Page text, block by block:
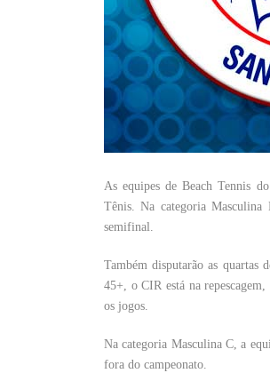
As equipes de Beach Tennis
Tênis. Na categoria
semifinal.
Também disputarão as
45+, o CIR está na
os jogos.
Na categoria Masculina C, a
fora do campeonato.